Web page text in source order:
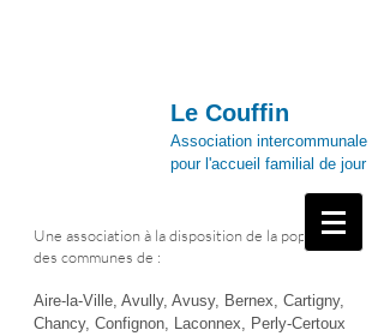
Le Couffin
Association intercommunale
pour l'accueil familial de jour
Une association à la disposition de la population
des communes de :
Aire-la-Ville, Avully, Avusy, Bernex, Cartigny,
Chancy, Confignon, Laconnex, Perly-Certoux